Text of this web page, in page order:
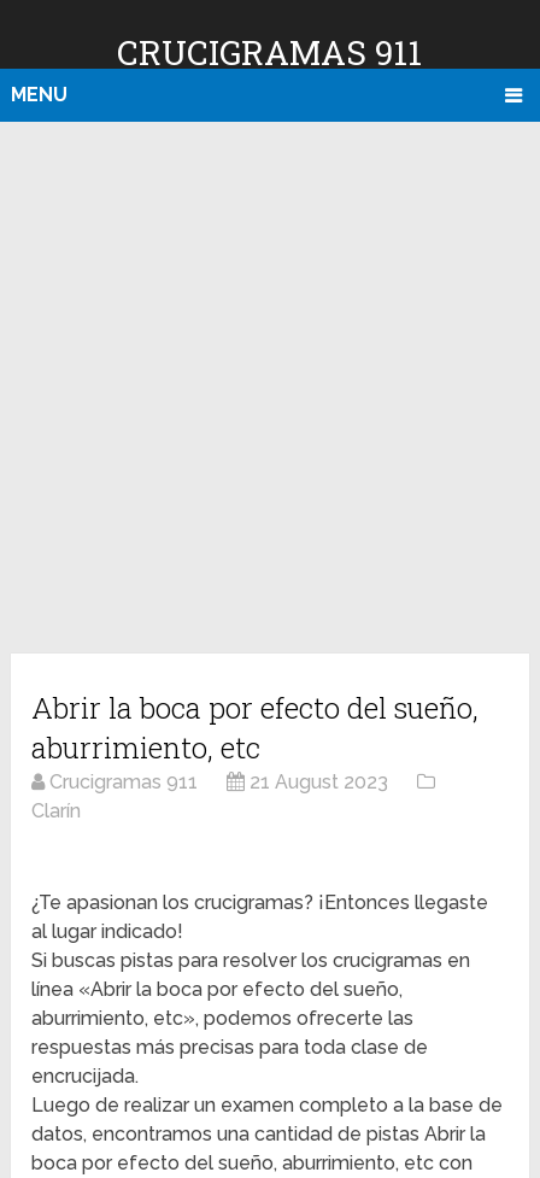
CRUCIGRAMAS 911
MENU
Abrir la boca por efecto del sueño,
aburrimiento, etc
Crucigramas 911
21 August 2023
Clarín
¿Te apasionan los crucigramas? ¡Entonces llegaste
al lugar indicado!
Si buscas pistas para resolver los crucigramas en
línea «Abrir la boca por efecto del sueño,
aburrimiento, etc», podemos ofrecerte las
respuestas más precisas para toda clase de
encrucijada.
Luego de realizar un examen completo a la base de
datos, encontramos una cantidad de pistas Abrir la
boca por efecto del sueño, aburrimiento, etc con